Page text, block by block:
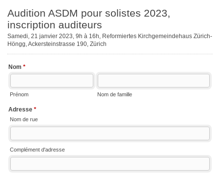
Audition ASDM pour solistes 2023,
inscription auditeurs
Samedi, 21 janvier 2023, 9h à 16h, Reformiertes Kirchgemeindehaus Zürich-
Höngg, Ackersteinstrasse 190, Zürich
Nom *
Prénom Nom de famille
Adresse *
Nom de rue
Complément d'adresse